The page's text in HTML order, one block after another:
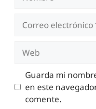
Correo
electrónico
Guarda mi
en este
comente.